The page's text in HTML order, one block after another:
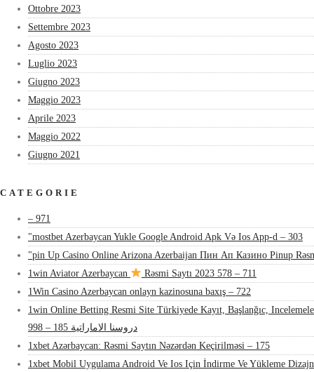
Ottobre 2023
Settembre 2023
Agosto 2023
Luglio 2023
Giugno 2023
Maggio 2023
Aprile 2023
Maggio 2022
Giugno 2021
CATEGORIE
– 971
"mostbet Azerbaycan Yukle Google Android Apk Və Ios App-d – 303
"pin Up Casino Online Arizona Azerbaijan Пин Ап Казино Pinup
1win Aviator Azerbaycan
Rəsmi Saytı 2023 578 – 711
1Win Casino Azerbaycan onlayn kazinosuna baxış – 722
1win Online Betting Resmi Site Türkiyede Kayıt, Başlanğıc,
دروسنا الاماراتية 185 – 998
1xbet Azərbaycan: Rəsmi Saytın Nəzərdən Keçirilməsi – 175
1xbet Mobil Uygulama Android Ve Ios Için İndirme Ve Yükleme